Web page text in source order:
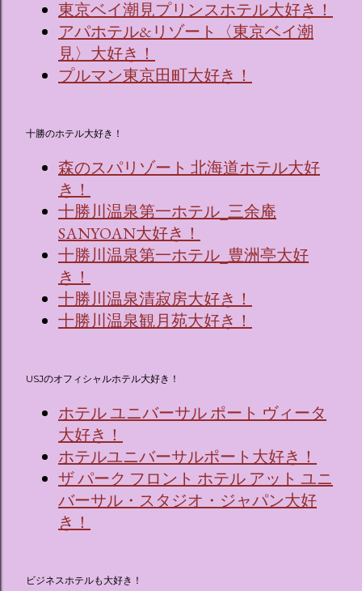
東京ベイ潮見プリンスホテル大好き！
アパホテル&リゾート〈東京ベイ潮
見〉大好き！
プルマン東京田町大好き！
十勝のホテル大好き！
森のスパリゾート 北海道ホテル大好
き！
十勝川温泉第一ホテル_三余庵
SANYOAN大好き！
十勝川温泉第一ホテル_豊洲亭大好
き！
十勝川温泉清寂房大好き！
十勝川温泉観月苑大好き！
USJのオフィシャルホテル大好き！
ホテル ユニバーサル ポート ヴィータ
大好き！
ホテルユニバーサルポート大好き！
ザ パーク フロント ホテル アット ユニ
バーサル・スタジオ・ジャパン大好
き！
ビジネスホテルも大好き！